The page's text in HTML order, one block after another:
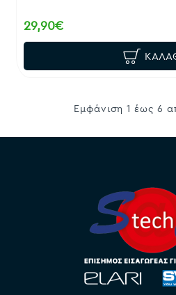
29,90€
Εμφάνιση 1 έως 6